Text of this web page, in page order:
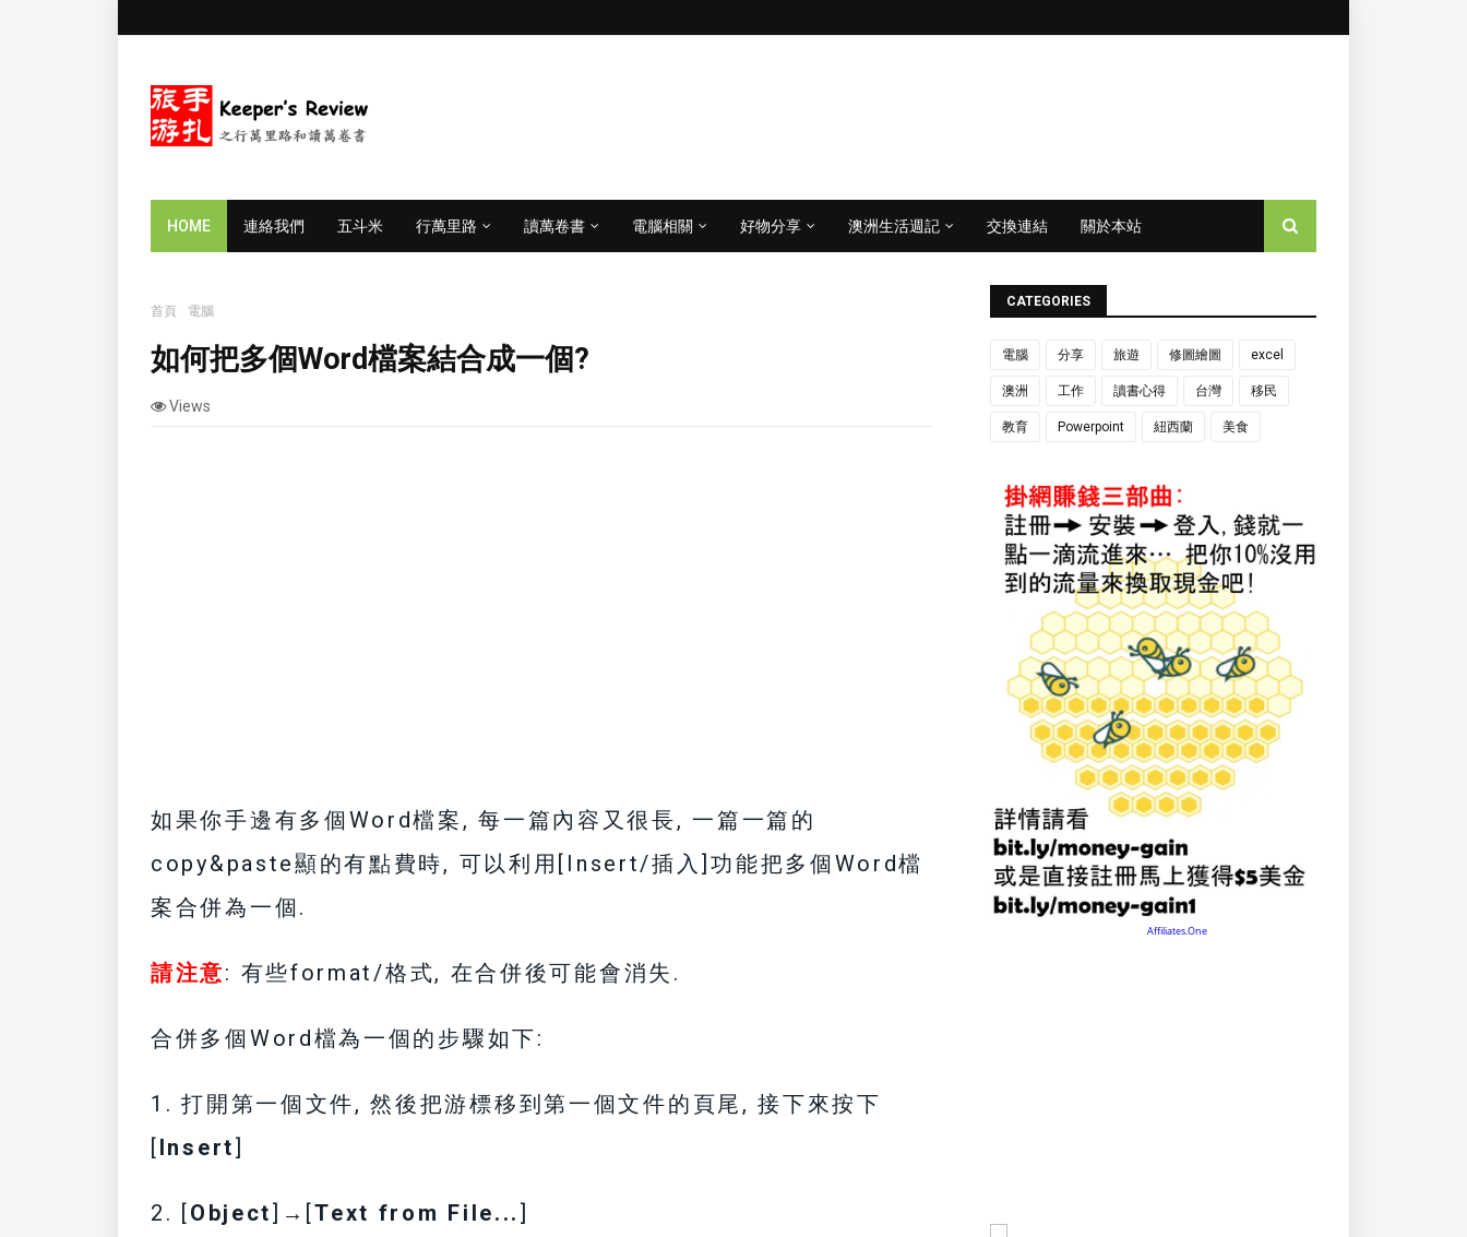
HOME 連絡我們 五斗米 行萬里路 讀萬卷書 電腦相關 好物分享 澳洲生活週記 交換連結 關於本站
首頁 電腦
如何把多個Word檔案結合成一個?
Views
如果你手邊有多個Word檔案, 每一篇內容又很長, 一篇一篇的
copy&paste顯的有點費時, 可以利用[Insert/插入]功能把多個Word檔
案合併為一個.
請注意: 有些format/格式, 在合併後可能會消失.
合併多個Word檔為一個的步驟如下:
1. 打開第一個文件, 然後把游標移到第一個文件的頁尾, 接下來按下
[Insert]
2. [Object]→[Text from File... ]
CATEGORIES
電腦 分享 旅遊 修圖繪圖 excel
澳洲 工作 讀書心得 台灣 移民
教育 Powerpoint 紐西蘭 美食